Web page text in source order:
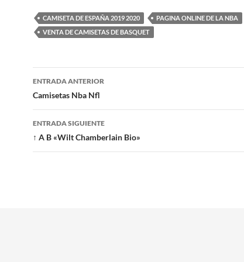
CAMISETA DE ESPAÑA 2019 2020
PAGINA ONLINE DE LA NBA
VENTA DE CAMISETAS DE BASQUET
Navegación
de
entradas
ENTRADA ANTERIOR
Camisetas Nba Nfl
ENTRADA SIGUIENTE
↑ A B «Wilt Chamberlain Bio»